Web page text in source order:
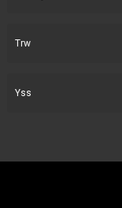
Trw
Yss